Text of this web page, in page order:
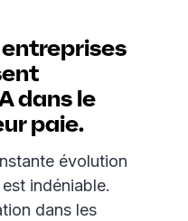
entreprises
dans le
paie.
évolution
indéniable.
dans les